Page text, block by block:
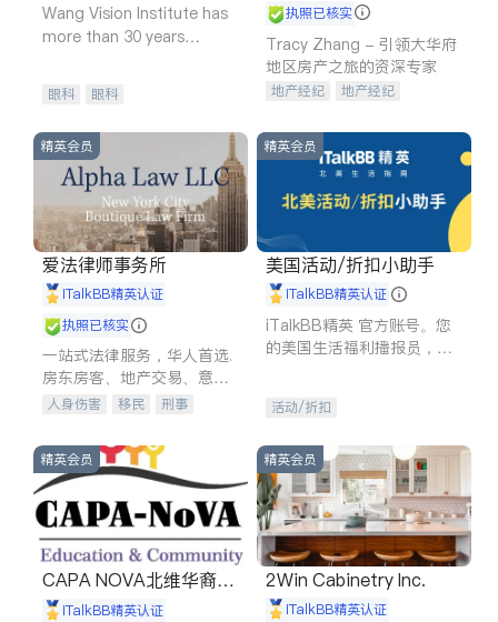
Wang Vision Institute has
more than 30 years
眼科 眼科
执照已核实
Tracy Zhang - 引领大华府
地区房产之旅的资深专家
地产经纪
地产经纪
商铺租售
精英会员
爱法律师事务所
iTalkBB精英认证
执照已核实
一站式法律服务，华人首选.
房东房客、地产交易、意外
伤害、车祸重伤、商业诉
建筑合同、刑事案件全包办
人身伤害 移民
刑事
信托/遗嘱
商业
索赔
律师-其它 保释
精英会员
美国活动/折扣小助手
iTalkBB精英认证
iTalkBB精英 官方账号。您
的美国生活福利播报员，精
专属福利。
活动/折扣
精英会员
CAPA NOVA北维华裔家
长会iTalkBB精英认证
精英会员
2Win Cabinetry Inc.
iTalkBB精英认证